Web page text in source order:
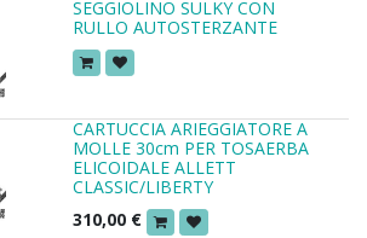
SEGGIOLINO SULKY CON
RULLO AUTOSTERZANTE
CARTUCCIA ARIEGGIATORE A
MOLLE 30cm PER TOSAERBA
ELICOIDALE ALLETT
CLASSIC/LIBERTY
310,00 €